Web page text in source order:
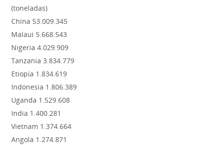
(toneladas)
China 53.009.345
Malaui 5.668.543
Nigeria 4.029.909
Tanzania 3.834.779
Etiopía 1.834.619
Indonesia 1.806.389
Uganda 1.529.608
India 1.400.281
Vietnam 1.374.664
Angola 1.274.871